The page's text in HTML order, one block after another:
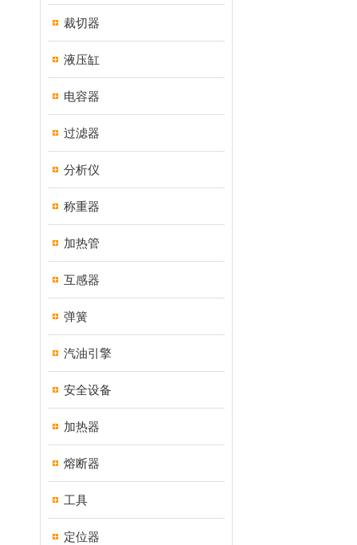
裁切器
液压缸
电容器
过滤器
分析仪
称重器
加热管
互感器
弹簧
汽油引擎
安全设备
加热器
熔断器
工具
定位器